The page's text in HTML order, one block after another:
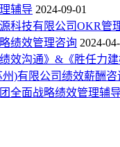
辅导 2024-09-01
科技有限公司OKR管
绩效管理咨询 2024-
效沟通》&《胜任力
州)有限公司绩效薪酬咨
全面战略绩效管理辅